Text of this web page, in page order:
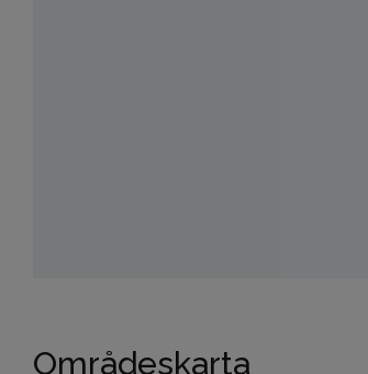
Områdeskarta